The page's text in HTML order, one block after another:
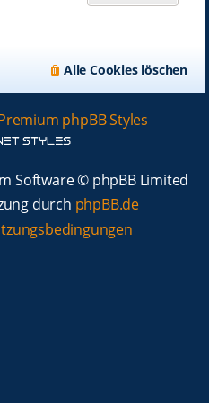
Alle Cookies löschen
phpBB Styles
Software © phpBB Limited
durch phpBB.de